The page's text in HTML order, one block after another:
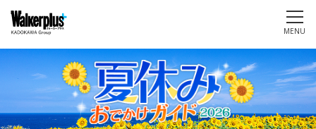
MENU